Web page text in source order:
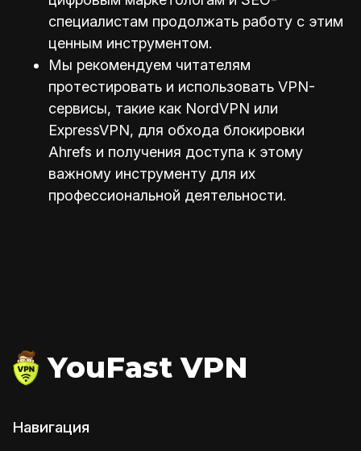
специалистам продолжать работу с этим
ценным инструментом.
Мы рекомендуем читателям
протестировать и использовать VPN-
сервисы, такие как NordVPN или
ExpressVPN, для обхода блокировки
Ahrefs и получения доступа к этому
важному инструменту для их
профессиональной деятельности.
YouFast VPN
Навигация